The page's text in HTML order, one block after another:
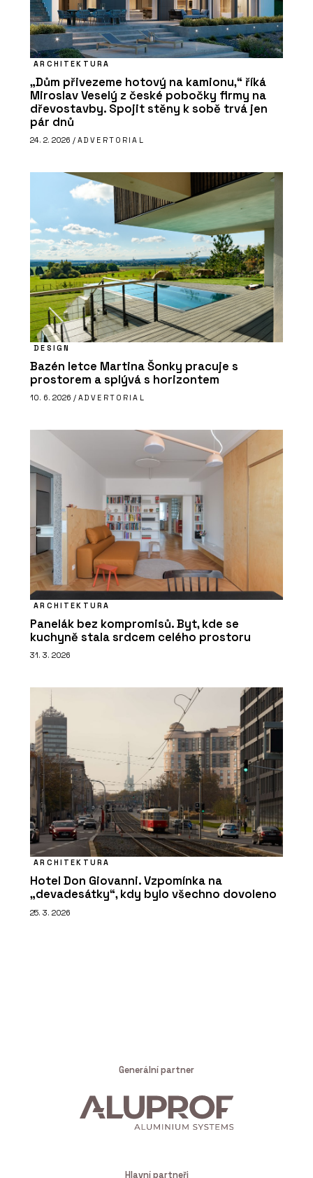
ARCHITEKTURA
„Dům přivezeme hotový na kamionu,“ říká
Miroslav Veselý z české pobočky firmy na
dřevostavby. Spojit stěny k sobě trvá jen
pár dnů
24. 2. 2026 / ADVERTORIAL
DESIGN
Bazén letce Martina Šonky pracuje s
prostorem a splývá s horizontem
10. 6. 2026 / ADVERTORIAL
ARCHITEKTURA
Panelák bez kompromisů. Byt, kde se
kuchyně stala srdcem celého prostoru
31. 3. 2026
ARCHITEKTURA
Hotel Don Giovanni. Vzpomínka na
„devadesátky“, kdy bylo všechno dovoleno
25. 3. 2026
Generální partner
Hlavní partneři